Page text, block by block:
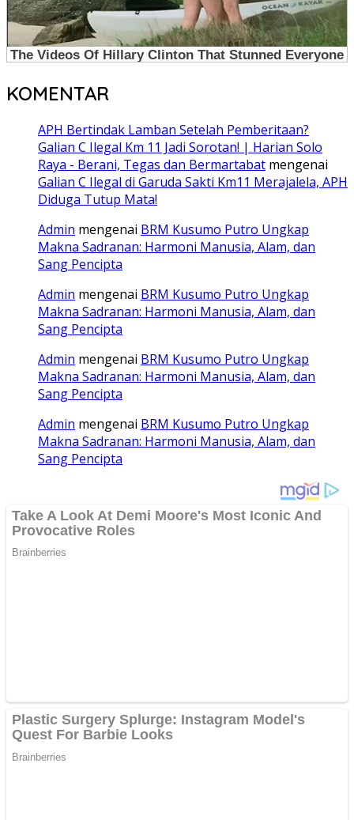
KOMENTAR
APH Bertindak Lamban Setelah Pemberitaan?
Galian C Ilegal Km 11 Jadi Sorotan! | Harian Solo
Raya - Berani, Tegas dan Bermartabat mengenai
Galian C Ilegal di Garuda Sakti Km11 Merajalela, APH
Diduga Tutup Mata!
Admin mengenai BRM Kusumo Putro Ungkap
Makna Sadranan: Harmoni Manusia, Alam, dan
Sang Pencipta
Admin mengenai BRM Kusumo Putro Ungkap
Makna Sadranan: Harmoni Manusia, Alam, dan
Sang Pencipta
Admin mengenai BRM Kusumo Putro Ungkap
Makna Sadranan: Harmoni Manusia, Alam, dan
Sang Pencipta
Admin mengenai BRM Kusumo Putro Ungkap
Makna Sadranan: Harmoni Manusia, Alam, dan
Sang Pencipta